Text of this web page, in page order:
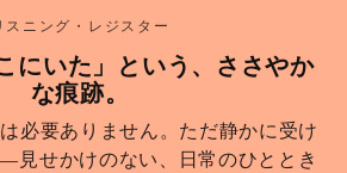
スニング・レジスター
にいた」という、ささやか
な痕跡。
必要ありません。ただ静かに受け
かけのない、日常のひととき